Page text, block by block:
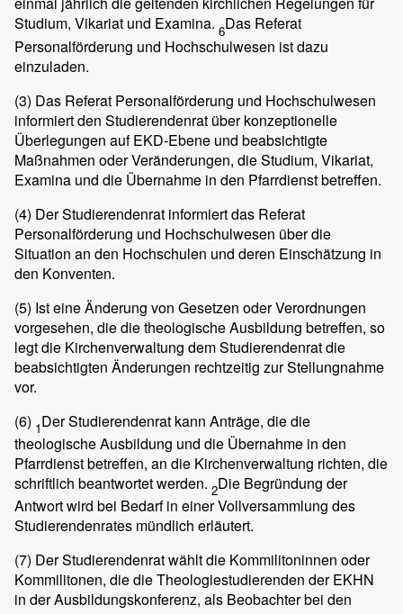
Studium, Vikariat und Examina. 6Das Referat
Personalförderung und Hochschulwesen ist dazu
einzuladen.
(3) Das Referat Personalförderung und Hochschulwesen
informiert den Studierendenrat über konzeptionelle
Überlegungen auf EKD-Ebene und beabsichtigte
Maßnahmen oder Veränderungen, die Studium, Vikariat,
Examina und die Übernahme in den Pfarrdienst betreffen.
(4) Der Studierendenrat informiert das Referat
Personalförderung und Hochschulwesen über die
Situation an den Hochschulen und deren Einschätzung in
den Konventen.
(5) Ist eine Änderung von Gesetzen oder Verordnungen
vorgesehen, die die theologische Ausbildung betreffen, so
legt die Kirchenverwaltung dem Studierendenrat die
beabsichtigten Änderungen rechtzeitig zur Stellungnahme
vor.
(6) 1Der Studierendenrat kann Anträge, die die
theologische Ausbildung und die Übernahme in den
Pfarrdienst betreffen, an die Kirchenverwaltung richten, die
schriftlich beantwortet werden. 2Die Begründung der
Antwort wird bei Bedarf in einer Vollversammlung des
Studierendenrates mündlich erläutert.
(7) Der Studierendenrat wählt die Kommilitoninnen oder
Kommilitonen, die die Theologiestudierenden der EKHN
in der Ausbildungskonferenz, als Beobachter bei den